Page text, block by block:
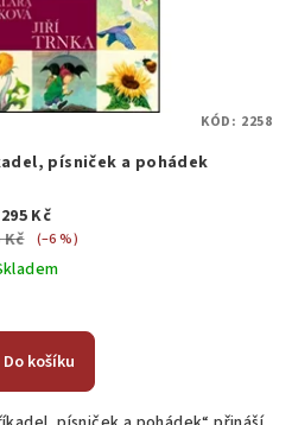
písniček a pohádek
295 Kč
Kč
(–6 %)
Do košíku
KÓD: 2258